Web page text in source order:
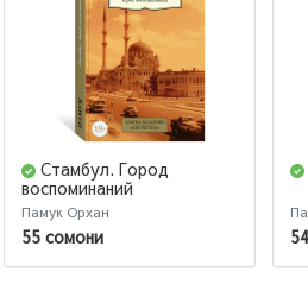
Стамбул. Город
воспоминаний
Памук Орхан
55 сомони